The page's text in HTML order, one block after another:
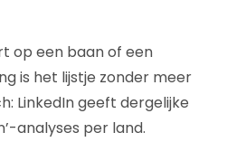
op een baan of een
is het lijstje zonder meer
LinkedIn geeft dergelijke
analyses per land.